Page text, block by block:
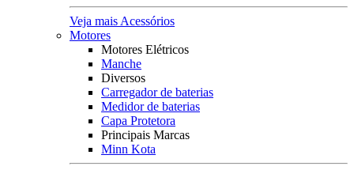
Veja mais Acessórios
Motores
Motores Elétricos
Manche
Diversos
Carregador de baterias
Medidor de baterias
Capa Protetora
Principais Marcas
Minn Kota